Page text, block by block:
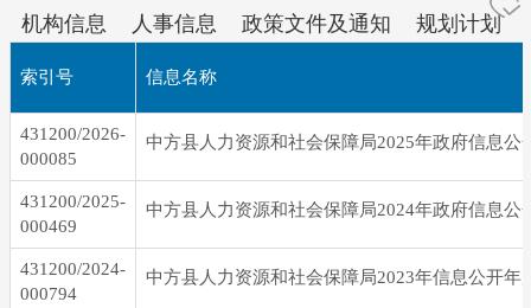
机构信息 人事信息 政策文件及通知 规划计划
索引号 信息名称
431200/2026-
000085
431200/2025-
000469
431200/2024-
000794
中方县人力资源和社会保障局2023年信息公开年